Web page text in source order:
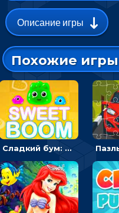
Описание игры
Похожие игры
Сладкий бум: тапнуть, чтобы взорвать желейки - головоломка